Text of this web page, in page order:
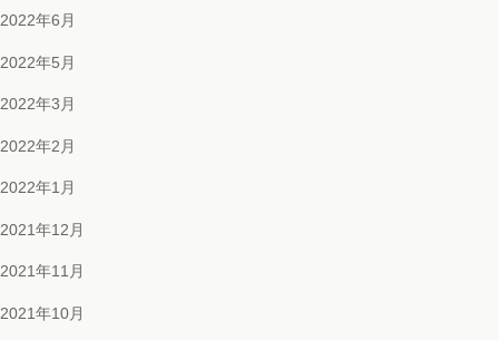
2022年6月
2022年5月
2022年3月
2022年2月
2022年1月
2021年12月
2021年11月
2021年10月